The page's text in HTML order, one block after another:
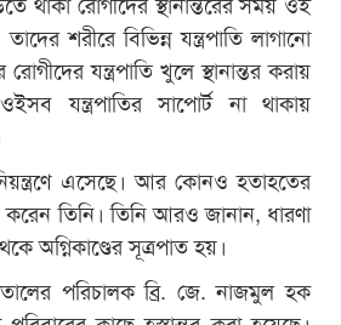
শরীরে বিভিন্ন যন্ত্রপাতি লাগানো
যন্ত্রপাতি খুলে স্থানান্তর করায়
যন্ত্রপাতির সাপোর্ট না থাকায়
এসেছে। আর কোনও হতাহতের
করেন তিনি। তিনি আরও জানান, ধারণা
অগ্নিকাণ্ডের সূত্রপাত হয়।
পরিচালক ব্রি. জে. নাজমুল হক